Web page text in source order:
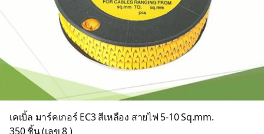
เคเบิ้ล มาร์คเกอร์ EC3 สีเหลือง สายไฟ 5-10 Sq.mm.
350 ชิ้น (เลข 8 )